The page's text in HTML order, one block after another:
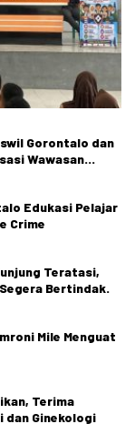
Gorontalo dan
Wawasan
Edukasi Pelajar
Crime
Teratasi,
Bertindak.
Mile Menguat
Terima
dan Ginekologi